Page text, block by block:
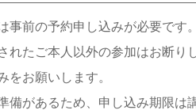
事前の予約申し込みが必要です。
れたご本人以外の参加はお断
をお願いします。
備があるため、申し込み期限